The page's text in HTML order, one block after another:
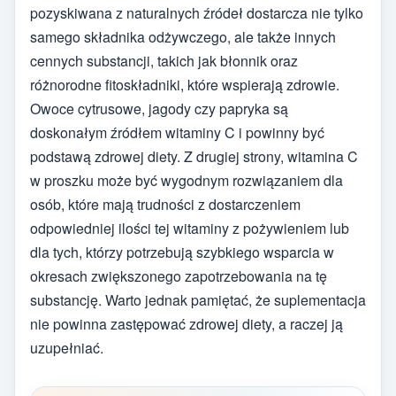
pozyskiwana z naturalnych źródeł dostarcza nie tylko
samego składnika odżywczego, ale także innych
cennych substancji, takich jak błonnik oraz
różnorodne fitoskładniki, które wspierają zdrowie.
Owoce cytrusowe, jagody czy papryka są
doskonałym źródłem witaminy C i powinny być
podstawą zdrowej diety. Z drugiej strony, witamina C
w proszku może być wygodnym rozwiązaniem dla
osób, które mają trudności z dostarczeniem
odpowiedniej ilości tej witaminy z pożywieniem lub
dla tych, którzy potrzebują szybkiego wsparcia w
okresach zwiększonego zapotrzebowania na tę
substancję. Warto jednak pamiętać, że suplementacja
nie powinna zastępować zdrowej diety, a raczej ją
uzupełniać.